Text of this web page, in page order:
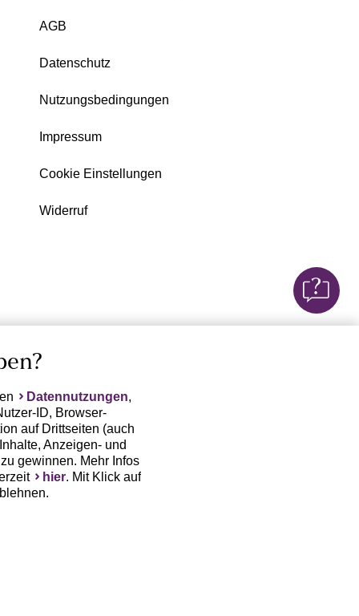
AGB
Datenschutz
Nutzungsbedingungen
Impressum
Cookie Einstellungen
Widerruf
Datennutzungen,
ID, Browser-
auf Drittseiten (auch
Anzeigen- und
gewinnen. Mehr Infos
hier. Mit Klick auf
oder die
auch zu eigenen
auch deren